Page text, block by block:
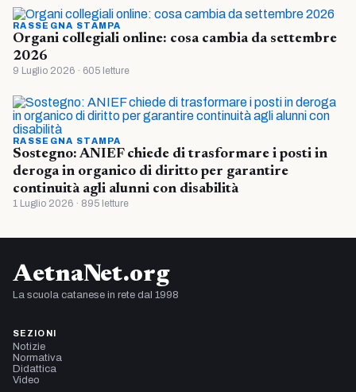
RASSEGNA STAMPA
Organi collegiali online: cosa cambia da settembre
2026
9 Luglio 2026 · 605 letture
RASSEGNA STAMPA
Sostegno: ANIEF chiede di trasformare i posti in
deroga in organico di diritto per garantire
continuità agli alunni con disabilità
1 Luglio 2026 · 895 letture
AetnaNet.org
La scuola catanese in rete dal 1998
SEZIONI
Notizie
Normativa
Didattica
Video